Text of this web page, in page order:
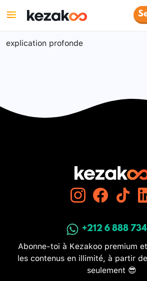
explication profonde
+212 6 888
Abonne-toi à Kezakoo premium
les contenus en illimité, à partir de
seulement 😎